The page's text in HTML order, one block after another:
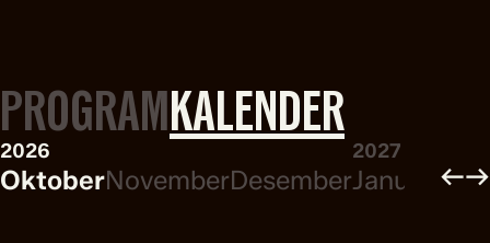
PROGRAMKALENDER
2026
OktoberNovemberDesember
2027
Januar ←→